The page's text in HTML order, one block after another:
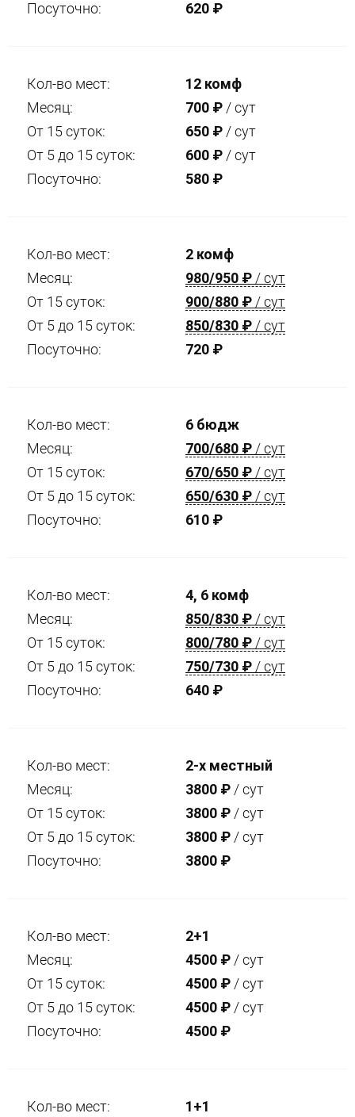
Посуточно:
620 ₽
Кол-во мест:
12 комф
Месяц:
700 ₽ / сут
От 15 суток:
650 ₽ / сут
От 5 до 15 суток:
600 ₽ / сут
Посуточно:
580 ₽
Кол-во мест:
2 комф
Месяц:
980/950 ₽ / сут
От 15 суток:
900/880 ₽ / сут
От 5 до 15 суток:
850/830 ₽ / сут
Посуточно:
720 ₽
Кол-во мест:
6 бюдж
Месяц:
700/680 ₽ / сут
От 15 суток:
670/650 ₽ / сут
От 5 до 15 суток:
650/630 ₽ / сут
Посуточно:
610 ₽
Кол-во мест:
4, 6 комф
Месяц:
850/830 ₽ / сут
От 15 суток:
800/780 ₽ / сут
От 5 до 15 суток:
750/730 ₽ / сут
Посуточно:
640 ₽
Кол-во мест:
2-х местный
Месяц:
3800 ₽ / сут
От 15 суток:
3800 ₽ / сут
От 5 до 15 суток:
3800 ₽ / сут
Посуточно:
3800 ₽
Кол-во мест:
2+1
Месяц:
4500 ₽ / сут
От 15 суток:
4500 ₽ / сут
От 5 до 15 суток:
4500 ₽ / сут
Посуточно:
4500 ₽
Кол-во мест: 1+1